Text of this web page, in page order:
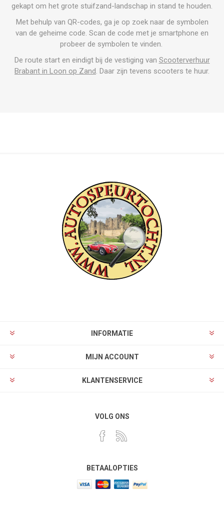
gekapt om het grote stuifzand-landschap in stand te houden.
Met behulp van QR-codes, ga je op zoek naar de symbolen
van de geheime code. Scan de code met je smartphone en
probeer de symbolen te vinden.
De route start en eindigt bij de vestiging van Scooterverhuur
Brabant in Loon op Zand. Daar zijn tevens scooters te huur.
INFORMATIE
MIJN ACCOUNT
KLANTENSERVICE
VOLG ONS
BETAALOPTIES